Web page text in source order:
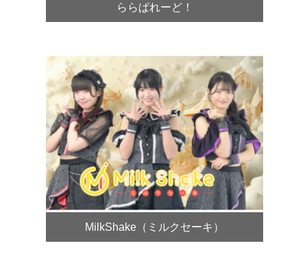
ららぱれーど！
MilkShake（ミルクセーキ）